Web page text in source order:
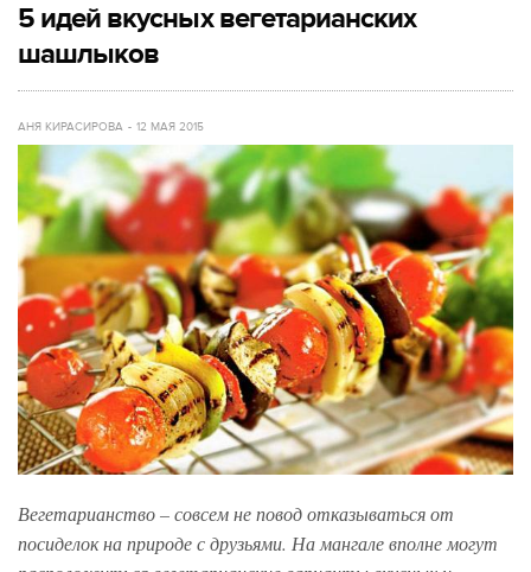
5 идей вкусных вегетарианских
шашлыков
АНЯ КИРАСИРОВА 12 МАЯ 2015
Вегетарианство – совсем не повод отказываться от
посиделок на природе с друзьями. На мангале вполне могут